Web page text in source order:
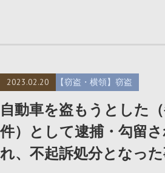
2023.02.20 【窃盗・横領】窃盗
自動車を盗もうとした
件）として逮捕・勾留
れ、不起訴処分となった